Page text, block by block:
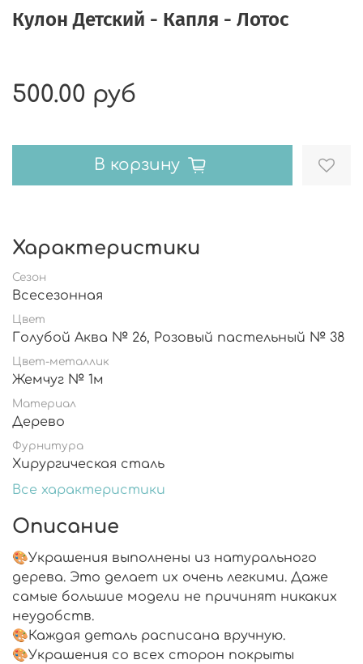
Кулон Детский - Капля - Лотос
500.00 руб
В корзину
Характеристики
Сезон
Всесезонная
Цвет
Голубой Аква № 26, Розовый пастельный № 38
Цвет-металлик
Жемчуг № 1м
Материал
Дерево
Фурнитура
Хирургическая сталь
Все характеристики
Описание
🎨Украшения выполнены из натурального
дерева. Это делает их очень легкими. Даже
самые большие модели не причинят никаких
неудобств.
🎨Каждая деталь расписана вручную.
🎨Украшения со всех сторон покрыты